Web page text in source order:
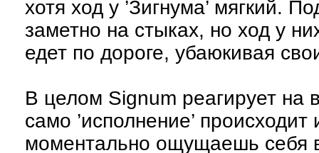
хотя ход у ’Зигнума’ мягкий.
заметно на стыках, но ход у
едет по дороге, убаюкивая
В целом Signum реагирует на
само ’исполнение’
моментально ощущаешь себя